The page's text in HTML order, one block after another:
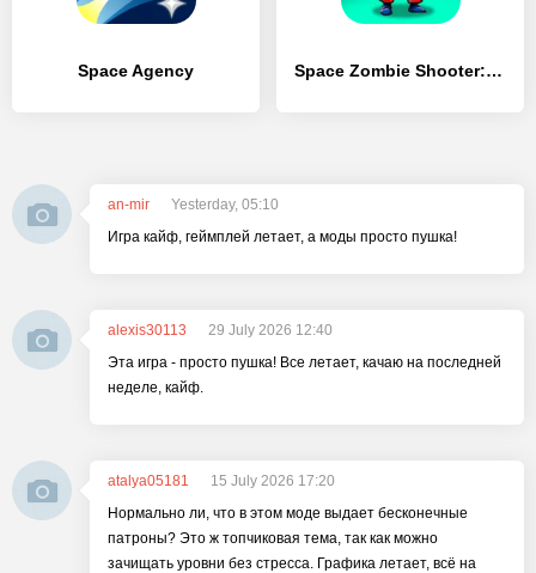
Space Agency Space Zombie Shooter: Survival
an-mir
Yesterday, 05:10
Игра кайф, геймплей летает, а моды просто пушка!
alexis30113
29 July 2026 12:40
Эта игра - просто пушка! Все летает, качаю на последней
неделе, кайф.
atalya05181
15 July 2026 17:20
Нормально ли, что в этом моде выдает бесконечные
патроны? Это ж топчиковая тема, так как можно
зачищать уровни без стресса. Графика летает, всё на